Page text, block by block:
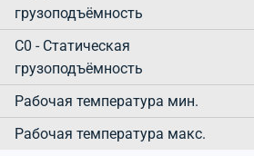
грузоподъёмность
C0 - Статическая
грузоподъёмность
Рабочая температура мин.
Рабочая температура макс.